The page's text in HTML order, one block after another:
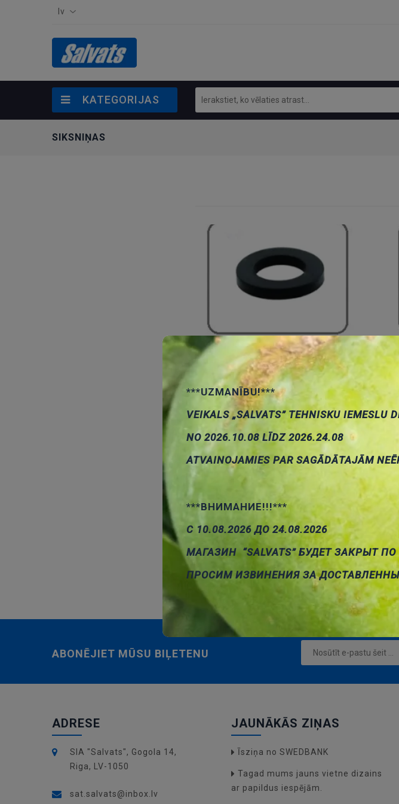
lv
KATEGORIJAS
SIKSNIŅAS
Gumijas riteņi
Siksniņas plakanas (diametrs-
resnums-platums)
ABONĒJIET MŪSU BIĻETENU
ADRESE
SIA "Salvats", Gogola 14,
Riga, LV-1050
sat.salvats@inbox.lv
JAUNĀKĀS ZIŅAS
Īsziņa no SWEDBANK
Tagad mums jauns vietne dizains
ar papildus iespējām.
***UZMANĪBU!***
VEIKALS „SALVATS” TEHNISKU IEMESLU
NO 2026.10.08 LĪDZ 2026.24.08
ATVAINOJAMIES PAR SAGĀDĀTAJĀM
***ВНИМАНИЕ!!!***
С 10.08.2026 ДО 24.08.2026
МАГАЗИН “SALVATS” БУДЕТ ЗАКРЫТ
ПРОСИМ ИЗВИНЕНИЯ ЗА